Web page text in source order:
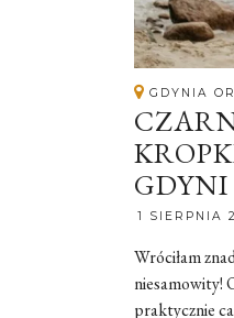
GDYNIA
GDYNI
1 SIERPNIA
Wróciłam
niesamowity!
praktycznie